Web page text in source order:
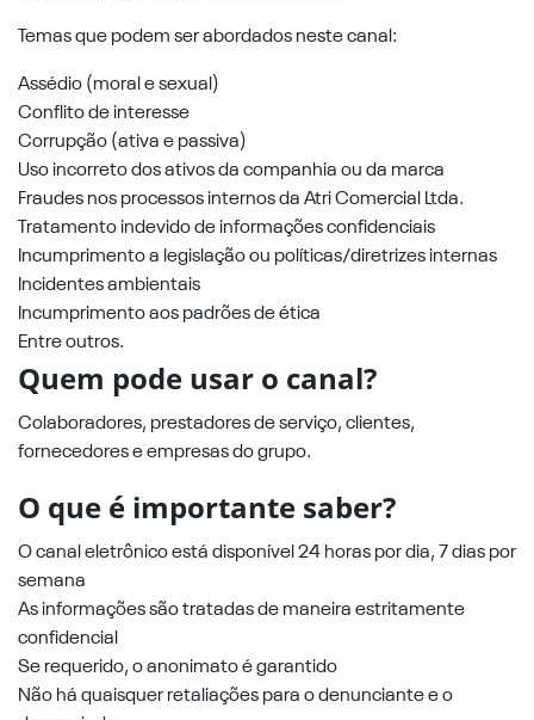
Temas que podem ser abordados neste canal:
Assédio (moral e sexual)
Conflito de interesse
Corrupção (ativa e passiva)
Uso incorreto dos ativos da companhia ou da marca
Fraudes nos processos internos da Atri Comercial Ltda.
Tratamento indevido de informações confidenciais
Incumprimento a legislação ou políticas/diretrizes internas
Incidentes ambientais
Incumprimento aos padrões de ética
Entre outros.
Quem pode usar o canal?
Colaboradores, prestadores de serviço, clientes,
fornecedores e empresas do grupo.
O que é importante saber?
O canal eletrônico está disponível 24 horas por dia, 7 dias por
semana
As informações são tratadas de maneira estritamente
confidencial
Se requerido, o anonimato é garantido
Não há quaisquer retaliações para o denunciante e o